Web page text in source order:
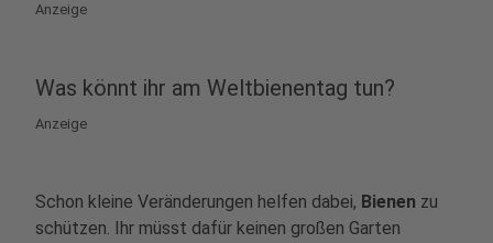
Anzeige
Was könnt ihr am Weltbienentag tun?
Anzeige
Schon kleine Veränderungen helfen dabei, Bienen zu
schützen. Ihr müsst dafür keinen großen Garten